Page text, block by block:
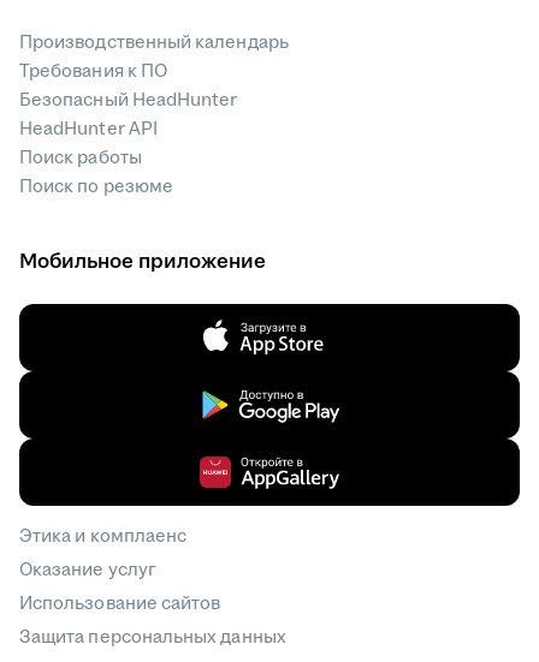
Производственный календарь
Требования к ПО
Безопасный HeadHunter
HeadHunter API
Поиск работы
Поиск по резюме
Мобильное приложение
Этика и комплаенс
Оказание услуг
Использование сайтов
Защита персональных данных